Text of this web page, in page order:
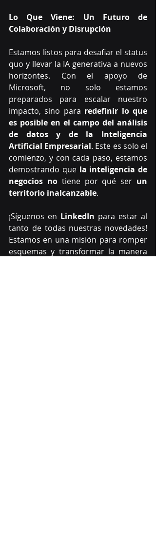
Lo Que Viene: Un Futuro de
Colaboración y Disrupción
Estamos listos para desafiar el status
quo y llevar la IA generativa a nuevos
horizontes. Con el apoyo de
Microsoft, no solo estamos
preparados para escalar nuestro
impacto, sino para redefinir lo que
es posible en el campo del análisis
de datos y de la Inteligencia
Artificial Empresarial. Este es solo el
comienzo, y con cada paso, estamos
demostrando que la inteligencia de
negocios no tiene por qué ser un
territorio inalcanzable.
¡Síguenos en LinkedIn para estar al
tanto de todas nuestras novedades!
Estamos en una misión para romper
esquemas y transformar la manera